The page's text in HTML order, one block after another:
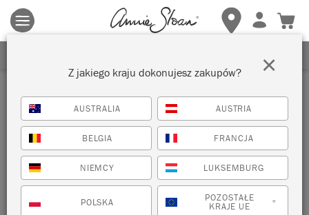
Obowiązują zasady i warunki. Kliknij tutaj
aby uzyskać więcej
szczegółów.
Z jakiego kraju dokonujesz zakupów?
AUSTRALIA AUSTRIA
BELGIA FRANCJA
NIEMCY LUKSEMBURG
POLSKA POZOSTAŁE
KRAJE UE *
×